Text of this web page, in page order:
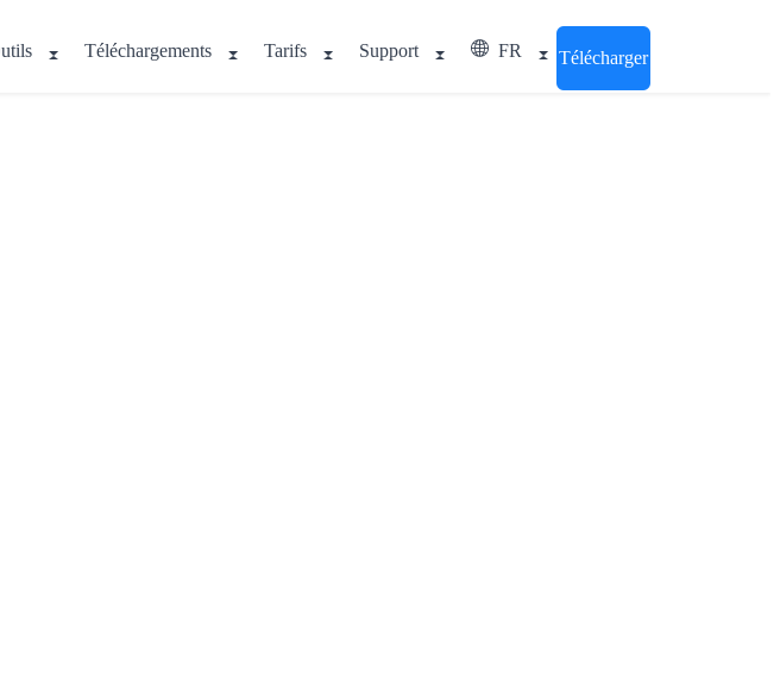
Téléchargements Tarifs Support FR Télécharger